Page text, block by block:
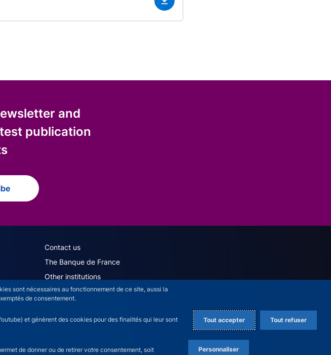
sont nécessaires au fonctionnement de ce site, aussi la
de consentement.
et génèrent des cookies pour des finalités qui leur sont
de donner ou de retirer votre consentement, soit
Tout accepter Tout refuser
Personnaliser
and
publication
ACPR footer secondary menu (English)
Contact us
The Banque de France
Other institutions